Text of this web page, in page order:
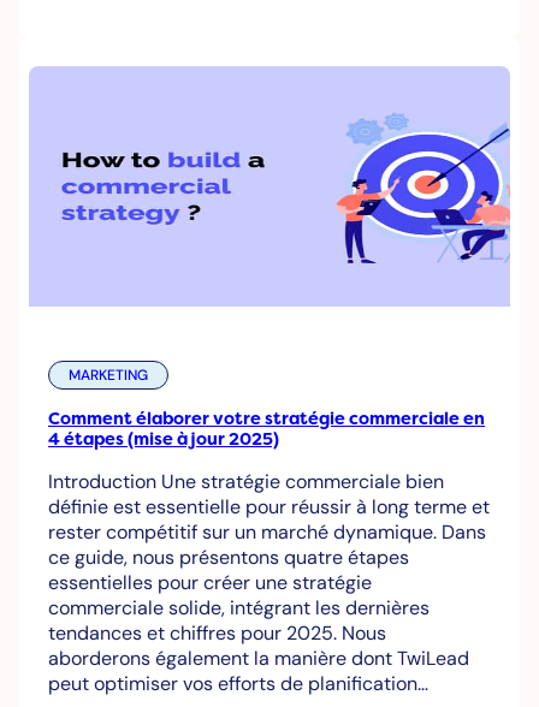
MARKETING
Comment élaborer votre stratégie commerciale en
4 étapes (mise à jour 2025)
Introduction Une stratégie commerciale bien
définie est essentielle pour réussir à long terme et
rester compétitif sur un marché dynamique. Dans
ce guide, nous présentons quatre étapes
essentielles pour créer une stratégie
commerciale solide, intégrant les dernières
tendances et chiffres pour 2025. Nous
aborderons également la manière dont TwiLead
peut optimiser vos efforts de planification…